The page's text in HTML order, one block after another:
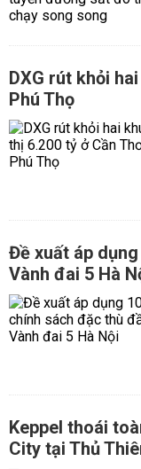
DXG rút khỏi
Phú Thọ
Đề xuất áp
Vành đai 5 Hà
Keppel thoái
City tại Thủ